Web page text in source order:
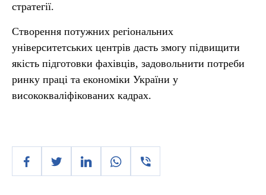
стратегії.
Створення потужних регіональних
університетських центрів дасть змогу підвищити
якість підготовки фахівців, задовольнити потреби
ринку праці та економіки України у
висококваліфікованих кадрах.